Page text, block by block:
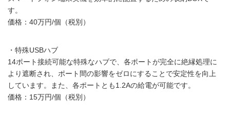
す。
価格：40万円/個（税別）
・特殊USBハブ
14ポート接続可能な特殊なハブで、各ポートが完全に絶縁処理に
より遮断され、ポート間の影響をゼロにすることで安定性を向上
しています。また、各ポートとも1.2Aの給電が可能です。
価格：15万円/個（税別）